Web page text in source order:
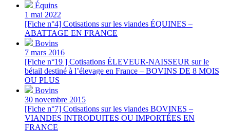
Équins
1 mai 2022
[Fiche n°4] Cotisations sur les viandes ÉQUINES –
ABATTAGE EN FRANCE
Bovins
7 mars 2016
[Fiche n°19 ] Cotisations ÉLEVEUR-NAISSEUR sur le
bétail destiné à l’élevage en France – BOVINS DE 8 MOIS
OU PLUS
Bovins
30 novembre 2015
[Fiche n°7] Cotisations sur les viandes BOVINES –
VIANDES INTRODUITES OU IMPORTÉES EN
FRANCE